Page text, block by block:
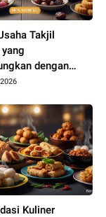
Takjil
dengan
Kuliner